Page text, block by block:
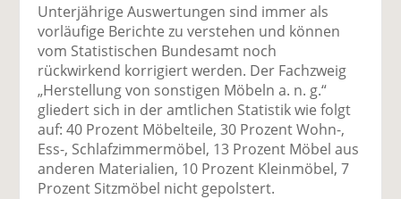
Unterjährige Auswertungen sind immer als
vorläufige Berichte zu verstehen und können
vom Statistischen Bundesamt noch
rückwirkend korrigiert werden. Der Fachzweig
„Herstellung von sonstigen Möbeln a. n. g.“
gliedert sich in der amtlichen Statistik wie folgt
auf: 40 Prozent Möbelteile, 30 Prozent Wohn-,
Ess-, Schlafzimmermöbel, 13 Prozent Möbel aus
anderen Materialien, 10 Prozent Kleinmöbel, 7
Prozent Sitzmöbel nicht gepolstert.